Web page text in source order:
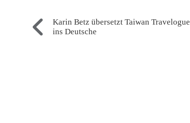
Karin Betz übersetzt Taiwan Travelogue
ins Deutsche